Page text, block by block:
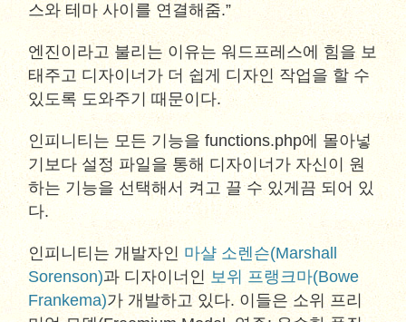
스와 테마 사이를 연결해줌.”
엔진이라고 불리는 이유는 워드프레스에 힘을 보
태주고 디자이너가 더 쉽게 디자인 작업을 할 수
있도록 도와주기 때문이다.
인피니티는 모든 기능을 functions.php에 몰아넣
기보다 설정 파일을 통해 디자이너가 자신이 원
하는 기능을 선택해서 켜고 끌 수 있게끔 되어 있
다.
인피니티는 개발자인 마샬 소렌슨(Marshall
Sorenson)과 디자이너인 보위 프랭크마(Bowe
Frankema)가 개발하고 있다. 이들은 소위 프리